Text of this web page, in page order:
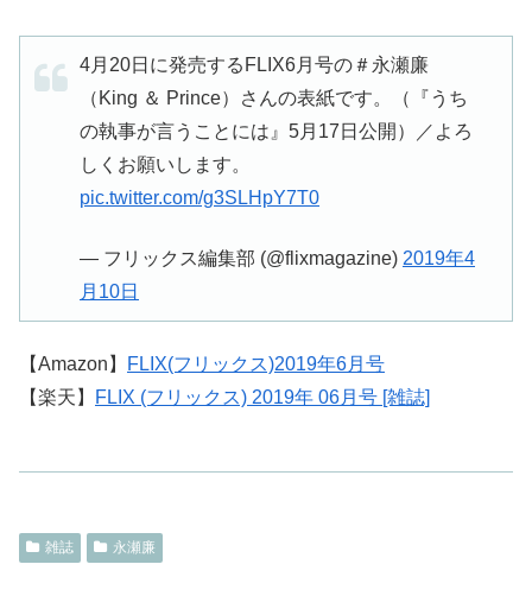
4月20日に発売するFLIX6月号の＃永瀬廉
（King ＆ Prince）さんの表紙です。（『うち
の執事が言うことには』5月17日公開）／よろ
しくお願いします。
pic.twitter.com/g3SLHpY7T0
— フリックス編集部 (@flixmagazine) 2019年4
月10日
【Amazon】
FLIX(フリックス)2019年6月号
【楽天】
FLIX (フリックス) 2019年 06月号 [雑誌]
雑誌 永瀬廉